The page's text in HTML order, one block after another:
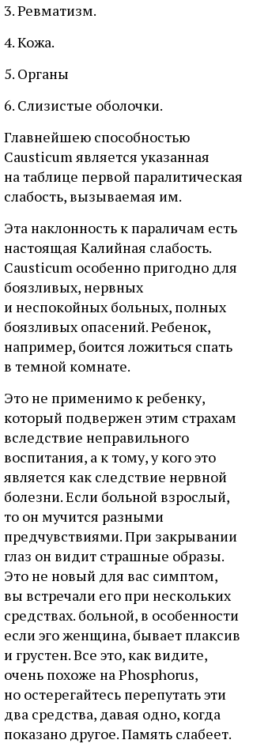
3. Ревматизм.
4. Кожа.
5. Органы
6. Слизистые оболочки.
Главнейшею способностью
Causticum является указанная
на таблице первой паралитическая
слабость, вызываемая им.
Эта наклонность к параличам есть
настоящая Калийная слабость.
Causticum особенно пригодно для
боязливых, нервных
и неспокойных больных, полных
боязливых опасений. Ребенок,
например, боится ложиться спать
в темной комнате.
Это не применимо к ребенку,
который подвержен этим страхам
вследствие неправильного
воспитания, а к тому, у кого это
является как следствие нервной
болезни. Если больной взрослый,
то он мучится разными
предчувствиями. При закрывании
глаз он видит страшные образы.
Это не новый для вас симптом,
вы встречали его при нескольких
средствах. больной, в особенности
если эго женщина, бывает плаксив
и грустен. Все это, как видите,
очень похоже на Phosphorus,
но остерегайтесь перепутать эти
два средства, давая одно, когда
показано другое. Память слабеет.